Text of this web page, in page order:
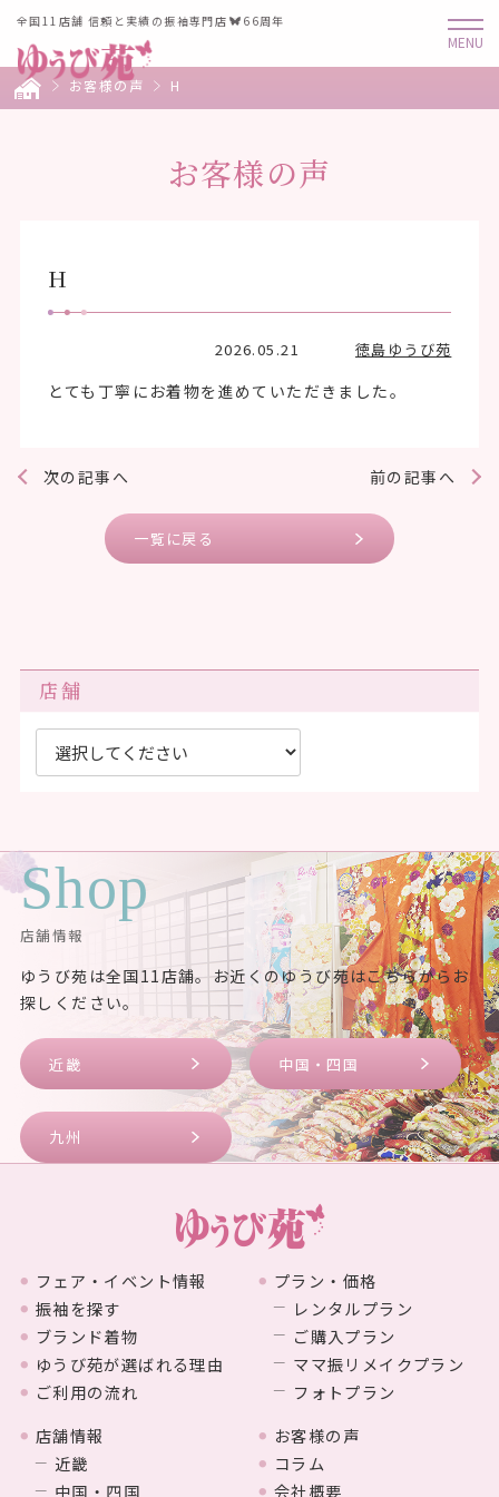
全国11店舗 信頼と実績の振袖専門店 66周年
お客様の声 H
お客様の声
H
2026.05.21 徳島ゆうび苑
とても丁寧にお着物を進めていただきました。
前の記事へ
次の記事へ
一覧に戻る
店舗
Shop
店舗情報
ゆうび苑は全国11店舗。お近くのゆうび苑はこちらからお
探しください。
近畿 中国・四国
九州
フェア・イベント情報
振袖を探す
ブランド着物
ゆうび苑が選ばれる理由
ご利用の流れ
プラン・価格
レンタルプラン
ご購入プラン
ママ振リメイクプラン
フォトプラン
店舗情報
近畿
中国・四国
お客様の声
コラム
会社概要